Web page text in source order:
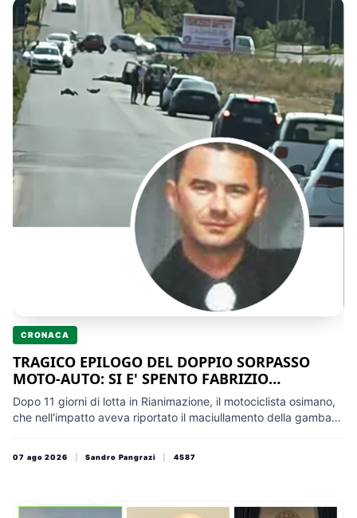
profondo dell'osimanità dalle miserie di un megafono
CRONACA
TRAGICO EPILOGO DEL DOPPIO SORPASSO
MOTO-AUTO: SI E' SPENTO FABRIZIO
ANTONELLI
Dopo 11 giorni di lotta in Rianimazione, il motociclista osimano,
che nell'impatto aveva riportato il maciullamento della gamba
Numana si trasforma ufficialmente in omicidio stradale con
07 ago 2026 Sandro Pangrazi 4587